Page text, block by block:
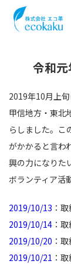
2019年10月上
甲信地方・東北
らしました。こ
がかかると言わ
興の力になりた
ボランティア活
2019/10/13 ：
2019/10/14 ：
2019/10/20 ：
2019/10/21 ：